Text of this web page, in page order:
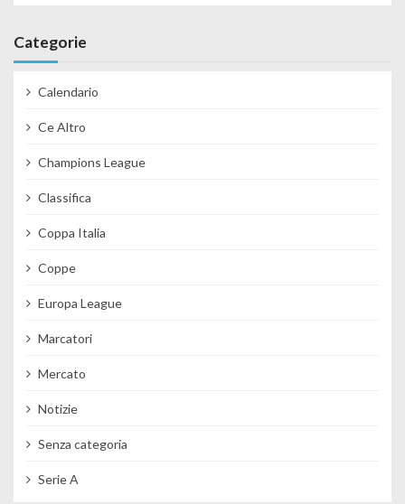
Categorie
Calendario
Ce Altro
Champions League
Classifica
Coppa Italia
Coppe
Europa League
Marcatori
Mercato
Notizie
Senza categoria
Serie A